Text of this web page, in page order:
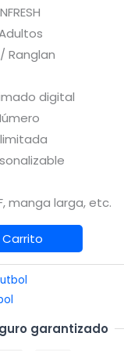
Ranglan
digital
manga larga, etc.
Carrito
garantizado